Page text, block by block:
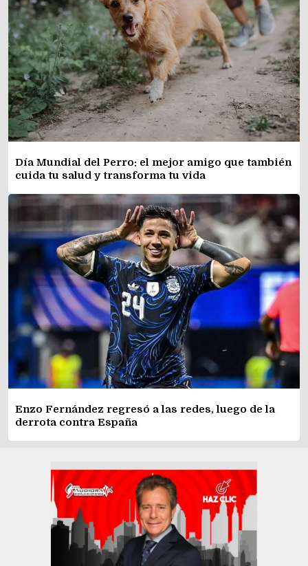
Día Mundial del Perro: el mejor amigo que también
cuida tu salud y transforma tu vida
Enzo Fernández regresó a las redes, luego de la
derrota contra España